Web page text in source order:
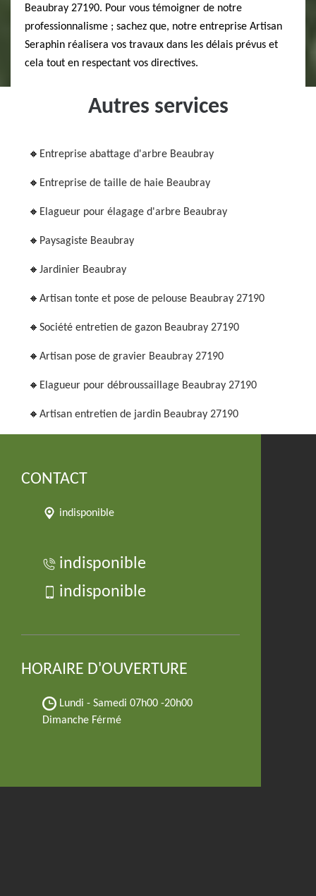
Beaubray 27190. Pour vous témoigner de notre
professionnalisme ; sachez que, notre entreprise Artisan
Seraphin réalisera vos travaux dans les délais prévus et
cela tout en respectant vos directives.
Autres services
Entreprise abattage d'arbre Beaubray
Entreprise de taille de haie Beaubray
Elagueur pour élagage d'arbre Beaubray
Paysagiste Beaubray
Jardinier Beaubray
Artisan tonte et pose de pelouse Beaubray 27190
Société entretien de gazon Beaubray 27190
Artisan pose de gravier Beaubray 27190
Elagueur pour débroussaillage Beaubray 27190
Artisan entretien de jardin Beaubray 27190
CONTACT
indisponible
indisponible
indisponible
HORAIRE D'OUVERTURE
Lundi - Samedi 07h00 -20h00
Dimanche Férmé